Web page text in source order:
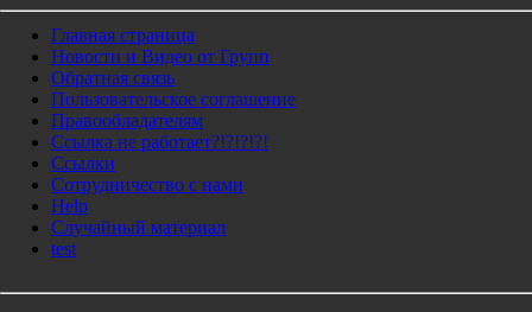
Главная страница
Новости и Видео от Групп
Обратная связь
Пользовательское соглашение
Правообладателям
Ссылка не работает?!?!?!?!
Ссылки
Сотрудничество с нами
Help
Cлучайный материал
test